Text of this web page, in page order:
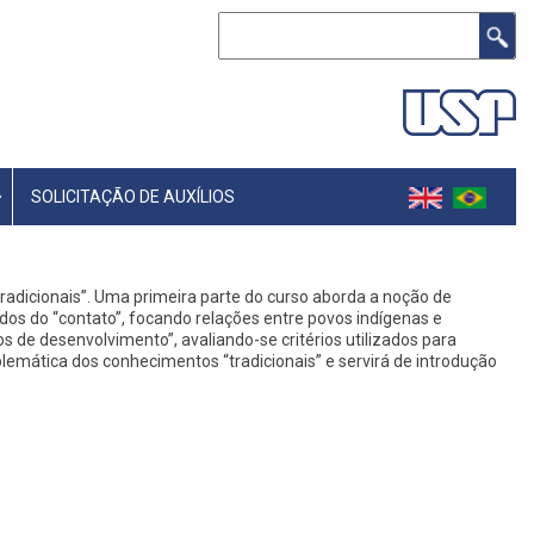
SOLICITAÇÃO DE AUXÍLIOS
Uma primeira parte do curso aborda a noção de
do “contato”, focando relações entre povos indígenas e
de desenvolvimento”, avaliando-se critérios utilizados para
dos conhecimentos “tradicionais” e servirá de introdução